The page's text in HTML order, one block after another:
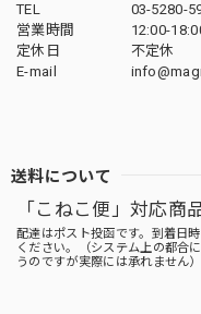
TEL
03-5280-
営業時間
12:00-
定休日
不定休
E-mail
送料について
「こねこ便」対応商
配達はポスト投函です。到着日
ください。（システム上の都合
うのですが実際には承れません）